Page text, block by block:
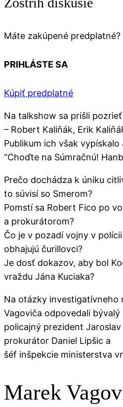
Máte zakúpené predplatné?
PRIHLÁSTE SA
Kúpiť predplatné
Na talkshow sa prišli
– Robert Kaliňák, Erik
Publikum ich však
“Choďte na Súmračnú!
Prečo dochádza k úniku
to súvisí so Smerom?
Pomstí sa Robert Fico po
a prokurátorom?
Čo je v pozadí vojny v
obhajujú čurillovci?
Je dosť dokazov, aby bol
vraždu Jána Kuciaka?
Na otázky investigatívneho
Vagoviča odpovedali bývalý
policajný prezident
prokurátor Daniel Lipšic a
šéf inšpekcie ministerstva
Marek